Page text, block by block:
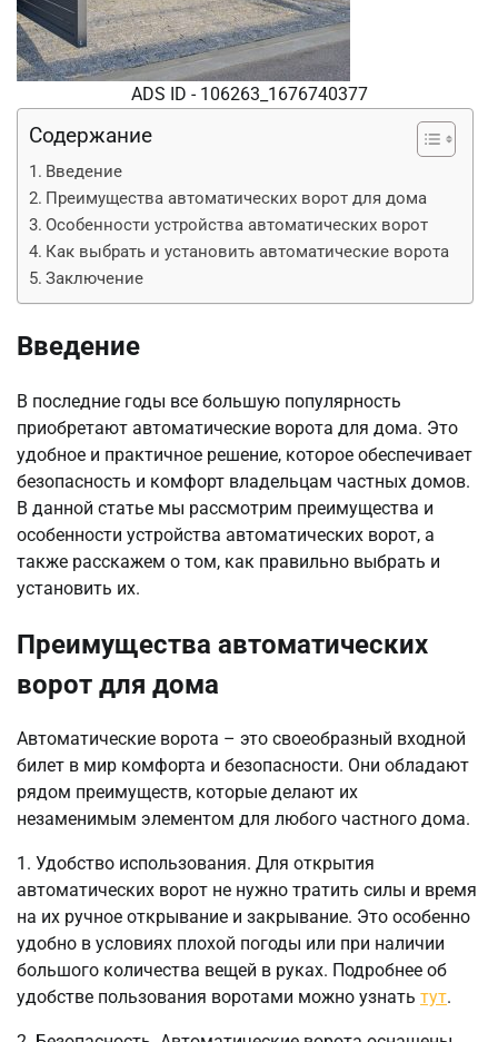
ADS ID - 106263_1676740377
Содержание
Введение
Преимущества автоматических ворот для дома
Особенности устройства автоматических ворот
Как выбрать и установить автоматические ворота
Заключение
Введение
В последние годы все большую популярность
приобретают автоматические ворота для дома. Это
удобное и практичное решение, которое обеспечивает
безопасность и комфорт владельцам частных домов.
В данной статье мы рассмотрим преимущества и
особенности устройства автоматических ворот, а
также расскажем о том, как правильно выбрать и
установить их.
Преимущества автоматических
ворот для дома
Автоматические ворота – это своеобразный входной
билет в мир комфорта и безопасности. Они обладают
рядом преимуществ, которые делают их
незаменимым элементом для любого частного дома.
1. Удобство использования. Для открытия
автоматических ворот не нужно тратить силы и время
на их ручное открывание и закрывание. Это особенно
удобно в условиях плохой погоды или при наличии
большого количества вещей в руках. Подробнее об
удобстве пользования воротами можно узнать тут.